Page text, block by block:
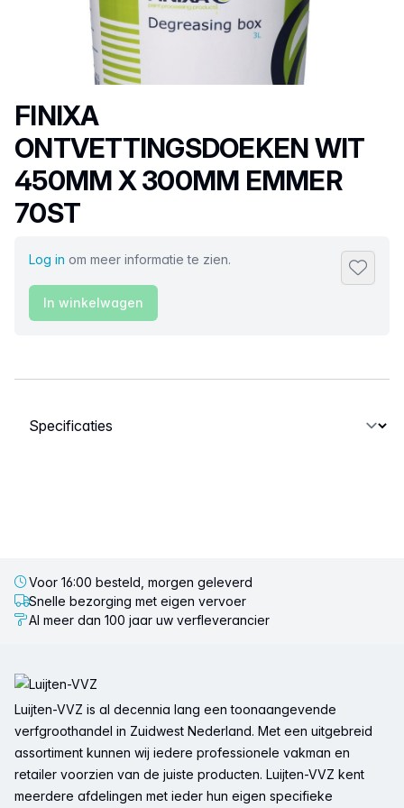
Productnaam
FINIXA
ONTVETTINGSDOEKEN WIT
450MM X 300MM EMMER
70ST
Log in om meer informatie te zien.
In winkelwagen
Selecteer een tabblad
Voor 16:00 besteld, morgen geleverd
Snelle bezorging met eigen vervoer
Al meer dan 100 jaar uw verfleverancier
Luijten-VVZ is al decennia lang een toonaangevende
verfgroothandel in Zuidwest Nederland. Met een uitgebreid
assortiment kunnen wij iedere professionele vakman en
retailer voorzien van de juiste producten. Luijten-VVZ kent
meerdere afdelingen met ieder hun eigen specifieke